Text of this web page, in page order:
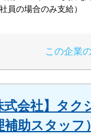
員の場合のみ支給）
この企業
式会社】タ
補助スタッ